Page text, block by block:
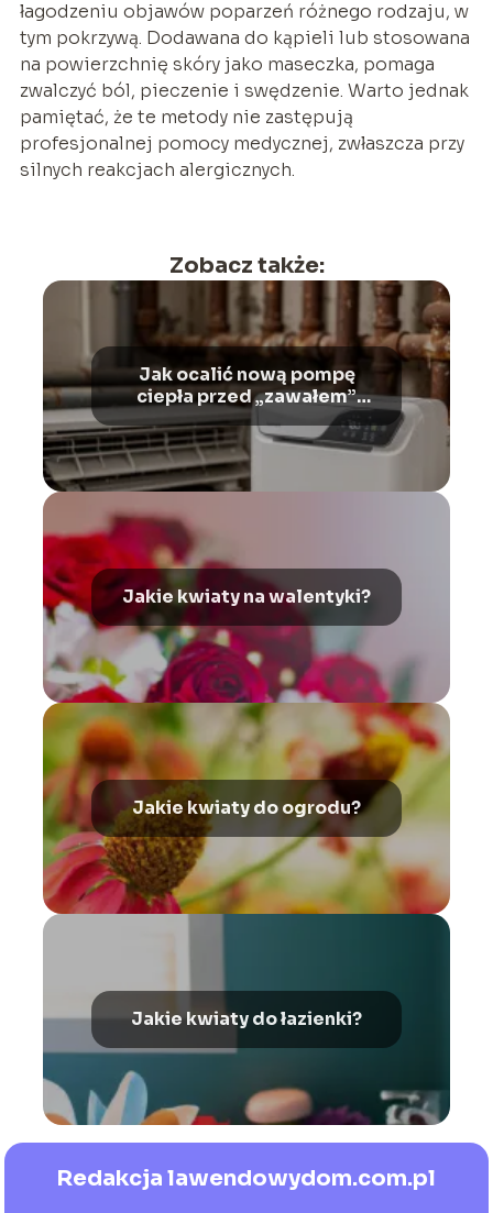
łagodzeniu objawów poparzeń różnego rodzaju, w
tym pokrzywą. Dodawana do kąpieli lub stosowana
na powierzchnię skóry jako maseczka, pomaga
zwalczyć ból, pieczenie i swędzenie. Warto jednak
pamiętać, że te metody nie zastępują
profesjonalnej pomocy medycznej, zwłaszcza przy
silnych reakcjach alergicznych.
Zobacz także:
Jak ocalić nową pompę
ciepła przed „zawałem”
spowodowanym brudem ze
starych rur?
Jakie kwiaty na walentyki?
Jakie kwiaty do ogrodu?
Jakie kwiaty do łazienki?
Redakcja lawendowydom.com.pl